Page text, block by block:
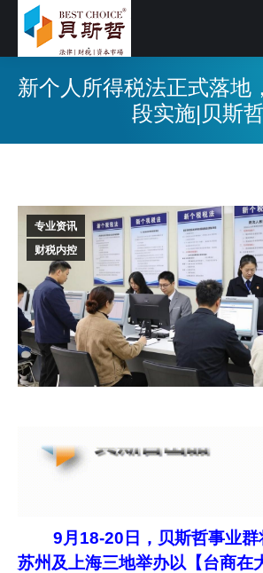
新个人所得税法正式落地
段实施|贝斯哲
专业资讯
财税内控
9月18-20日，贝斯哲事业群
苏州及上海三地举办以【台商在